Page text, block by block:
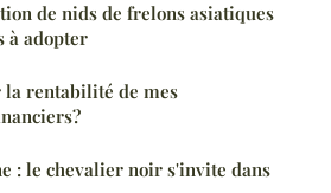
de nids de frelons asiatiques
à adopter
rentabilité de mes
: le chevalier noir s'invite dans